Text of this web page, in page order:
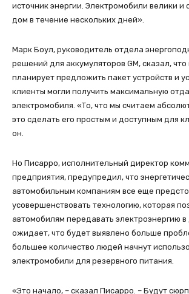
источник энергии. Электромобили велики и
дом в течение нескольких дней».
Марк Боул, руководитель отдела
решений для аккумуляторов GM, сказал,
планирует предложить пакет устройств и
клиенты могли получить максимальную
электромобиля. «То, что мы считаем
это сделать его простым и доступным для
он.
Но Писарро, исполнительный директор
предприятия, предупредил, что
автомобильным компаниям все еще
усовершенствовать технологию, которая
автомобилям передавать электроэнергию в
ожидает, что будет выявлено больше
большее количество людей начнут
электромобили для резервного питания.
«Это начало, – сказал Писарро. – Будут